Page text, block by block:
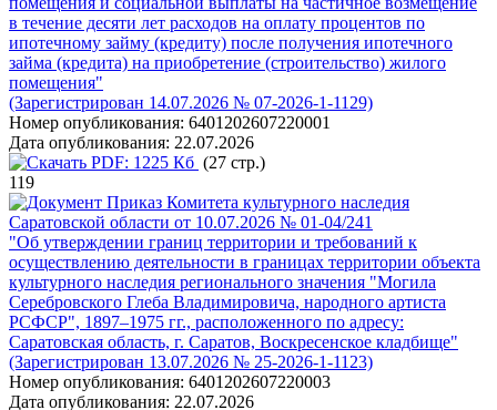
в течение десяти лет расходов на оплату процентов по
ипотечному займу (кредиту) после получения ипотечного
займа (кредита) на приобретение (строительство) жилого
помещения"
(Зарегистрирован 14.07.2026 № 07-2026-1-1129)
Номер опубликования: 6401202607220001
Дата опубликования: 22.07.2026
PDF: 1225 Кб (27 стр.)
119
Приказ Комитета культурного наследия
Саратовской области от 10.07.2026 № 01-04/241
"Об утверждении границ территории и требований к
осуществлению деятельности в границах территории объекта
культурного наследия регионального значения "Могила
Серебровского Глеба Владимировича, народного артиста
РСФСР", 1897–1975 гг., расположенного по адресу:
Саратовская область, г. Саратов, Воскресенское кладбище"
(Зарегистрирован 13.07.2026 № 25-2026-1-1123)
Номер опубликования: 6401202607220003
Дата опубликования: 22.07.2026